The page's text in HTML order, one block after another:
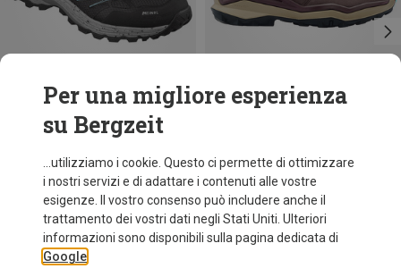
Taglie
Scarpe Jamaica GTX donna
167,40 €
39.5 41.5 42
Per una migliore esperienza
su Bergzeit
...utilizziamo i cookie. Questo ci permette di ottimizzare
i nostri servizi e di adattare i contenuti alle vostre
esigenze. Il vostro consenso può includere anche il
trattamento dei vostri dati negli Stati Uniti. Ulteriori
informazioni sono disponibili sulla pagina dedicata di
Google